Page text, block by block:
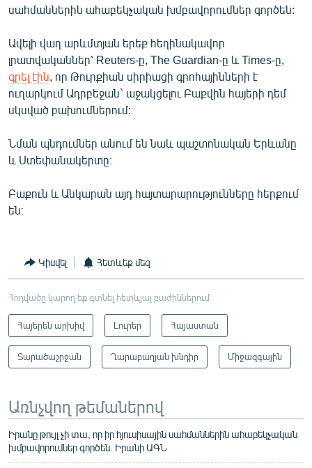
սահմաններին ահաբեկչական խմբավորումներ գործեն:
Ավելի վաղ արևմտյան երեք հեղինակավոր
լրատվականներ՝ Reuters-ը, The Guardian-ը և Times-ը,
գրել էին , որ Թուրքիան սիրիացի գրոհայինների է
ուղարկում Ադրբեջան` աջակցելու Բաքվին հայերի դեմ
սկսված բախումներում:
Նման պնդումներ անում են նաև պաշտոնական Երևանը
և Ստեփանակերտը։
Բաքուն և Անկարան այդ հայտարարությունները հերքում
են։
Կիսվել Հետևեք մեզ
Հոդվածը կարող եք գտնել հետևյալ բաժիններում
Հայերեն արխիվ Լուրեր Հայաստան
Տարածաշրջան Ղարաբաղյան խնդիր Միջազգային
Առնչվող թեմաներով
Իրանը թույլ չի տա, որ իր հյուսիսային սահմաններին ահաբեկչական
խմբավորումներ գործեն. Իրանի ԱԳՆ